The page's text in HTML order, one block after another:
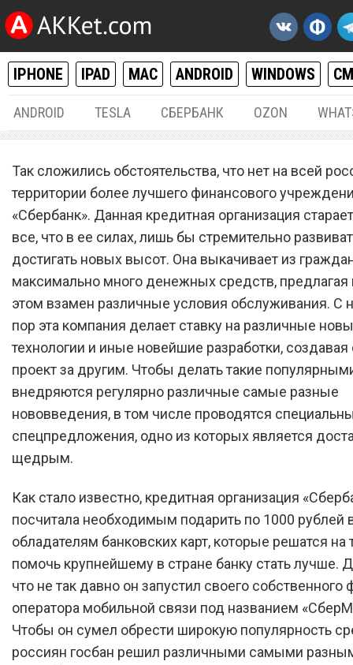
IPHONE IPAD MAC ANDROID WINDOWS
ANDROID TESLA СБЕРБАНК OZON
«Сбербанк» подарил по
рублей всем обладателям
банковских карт
Так сложились обстоятельства, что нет на всей
территории более лучшего финансового
«Сбербанк». Данная кредитная организация
все, что в ее силах, лишь бы стремительно
достигать новых высот. Она выкачивает из
максимально много денежных средств, предлагая
этом взамен различные условия обслуживания. С
пор эта компания делает ставку на различные
технологии и иные новейшие разработки,
проект за другим. Чтобы делать такие
внедряются регулярно различные самые разные
нововведения, в том числе проводятся
спецпредложения, одно из которых является
щедрым.
Как стало известно, кредитная организация
посчитала необходимым подарить по 1000 рублей
обладателям банковских карт, которые решатся на
помочь крупнейшему в стране банку стать лучше.
что не так давно он запустил своего собственного
оператора мобильной связи под названием
Чтобы он сумел обрести широкую популярность
россиян госбан решил различными самыми